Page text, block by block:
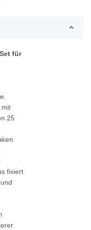
für
mit
25
fixiert